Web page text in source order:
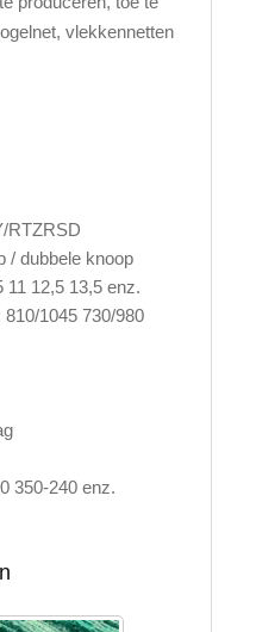
vlekkennetten
RTZRSD
/ dubbele knoop
11 12,5 13,5 enz.
1045 730/980
350-240 enz.